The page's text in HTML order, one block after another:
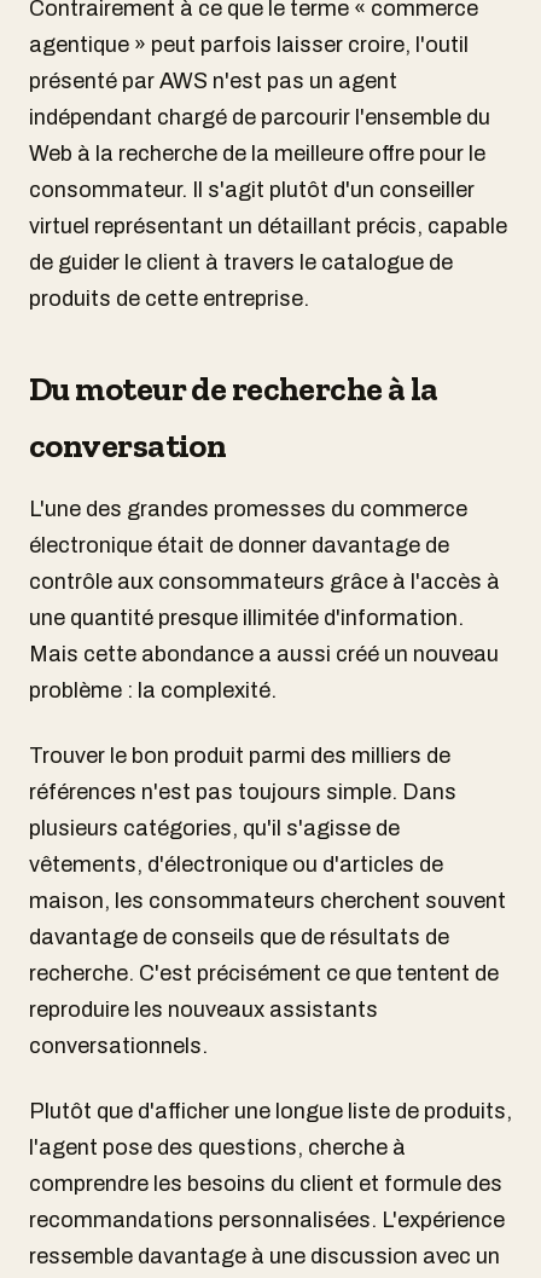
Contrairement à ce que le terme « commerce
agentique » peut parfois laisser croire, l'outil
présenté par AWS n'est pas un agent
indépendant chargé de parcourir l'ensemble du
Web à la recherche de la meilleure offre pour le
consommateur. Il s'agit plutôt d'un conseiller
virtuel représentant un détaillant précis, capable
de guider le client à travers le catalogue de
produits de cette entreprise.
Du moteur de recherche à la
conversation
L'une des grandes promesses du commerce
électronique était de donner davantage de
contrôle aux consommateurs grâce à l'accès à
une quantité presque illimitée d'information.
Mais cette abondance a aussi créé un nouveau
problème : la complexité.
Trouver le bon produit parmi des milliers de
références n'est pas toujours simple. Dans
plusieurs catégories, qu'il s'agisse de
vêtements, d'électronique ou d'articles de
maison, les consommateurs cherchent souvent
davantage de conseils que de résultats de
recherche. C'est précisément ce que tentent de
reproduire les nouveaux assistants
conversationnels.
Plutôt que d'afficher une longue liste de produits,
l'agent pose des questions, cherche à
comprendre les besoins du client et formule des
recommandations personnalisées. L'expérience
ressemble davantage à une discussion avec un